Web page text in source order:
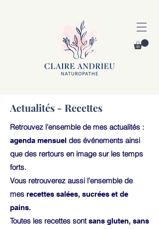
Actualités - Recettes
Retrouvez l'ensemble de mes actualités :
agenda mensuel des événements ainsi
que des rertours en image sur les temps
forts.
Vous retrouverez aussi l'ensemble de
mes recettes salées, sucrées et de
pains.
Toutes les recettes sont sans gluten, sans